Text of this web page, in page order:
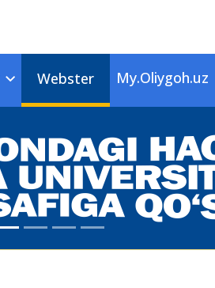
Webster My.Oliygoh.uz